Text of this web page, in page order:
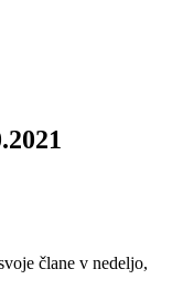
člane v nedeljo,